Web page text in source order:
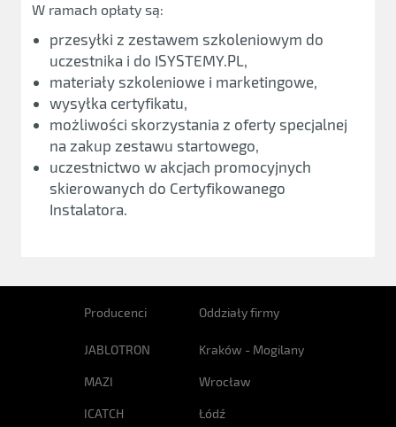
W ramach opłaty są:
przesyłki z zestawem szkoleniowym do
uczestnika i do ISYSTEMY.PL,
materiały szkoleniowe i marketingowe,
wysyłka certyfikatu,
możliwości skorzystania z oferty specjalnej
na zakup zestawu startowego,
uczestnictwo w akcjach promocyjnych
skierowanych do Certyfikowanego
Instalatora.
Producenci
JABLOTRON
MAZI
ICATCH
Oddziały firmy
Kraków - Mogilany
Wrocław
Łódź